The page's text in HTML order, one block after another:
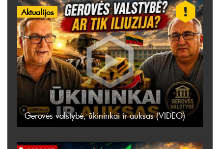
Aktualijos
Gerovės valstybė, ūkininkai ir auksas (VIDEO)